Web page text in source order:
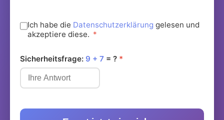
Ich habe die Datenschutzerklärung gelesen und
akzeptiere diese. *
Sicherheitsfrage: 9 + 7 = ? *